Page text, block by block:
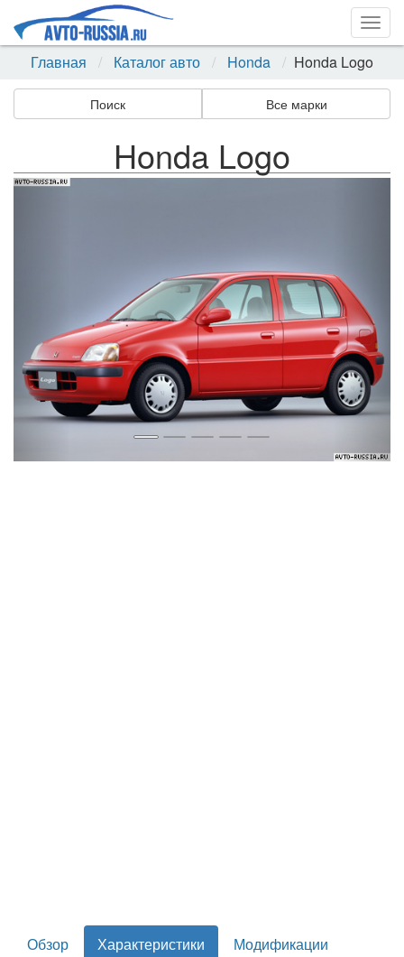
Главная
Каталог авто Honda Honda Logo
Поиск Все марки
Honda Logo
Назад
Обзор Характеристики
Модификации